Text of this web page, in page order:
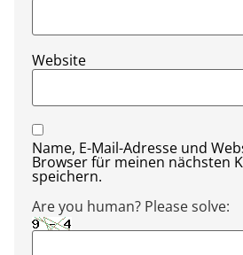
Website
Name, E-Mail-Adresse und
Browser für meinen nächsten
speichern.
Are you human? Please solve: